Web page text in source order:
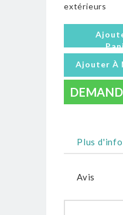
extérieurs
Ajouter À
Plus
Avis